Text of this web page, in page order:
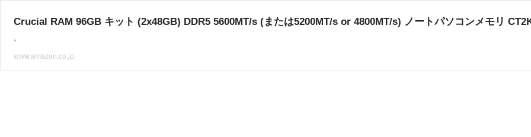
Crucial RAM 96GB キット (2x48GB) DDR5 5600MT/s (または5200MT/s or 4800MT/s) ノートパソコンメモリ
。
www.amazon.co.jp